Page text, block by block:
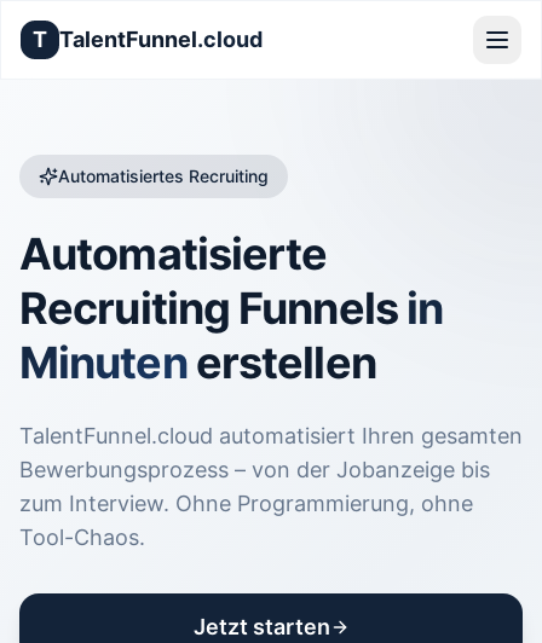
T TalentFunnel.cloud
Automatisiertes Recruiting
Automatisierte
Recruiting Funnels in
Minutenerstellen
TalentFunnel.cloud automatisiert Ihren gesamten
Bewerbungsprozess – von der Jobanzeige bis
zum Interview. Ohne Programmierung, ohne
Tool-Chaos.
Jetzt starten